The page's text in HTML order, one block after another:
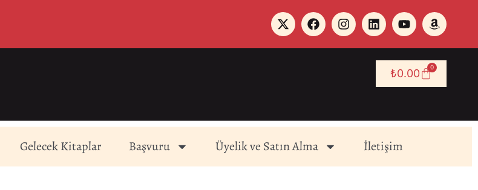
₺0.00 0
Gelecek Kitaplar Başvuru Üyelik ve Satın Alma İletişim